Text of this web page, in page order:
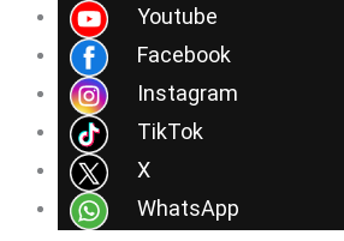
Youtube
Facebook
Instagram
TikTok
X
WhatsApp
contenido